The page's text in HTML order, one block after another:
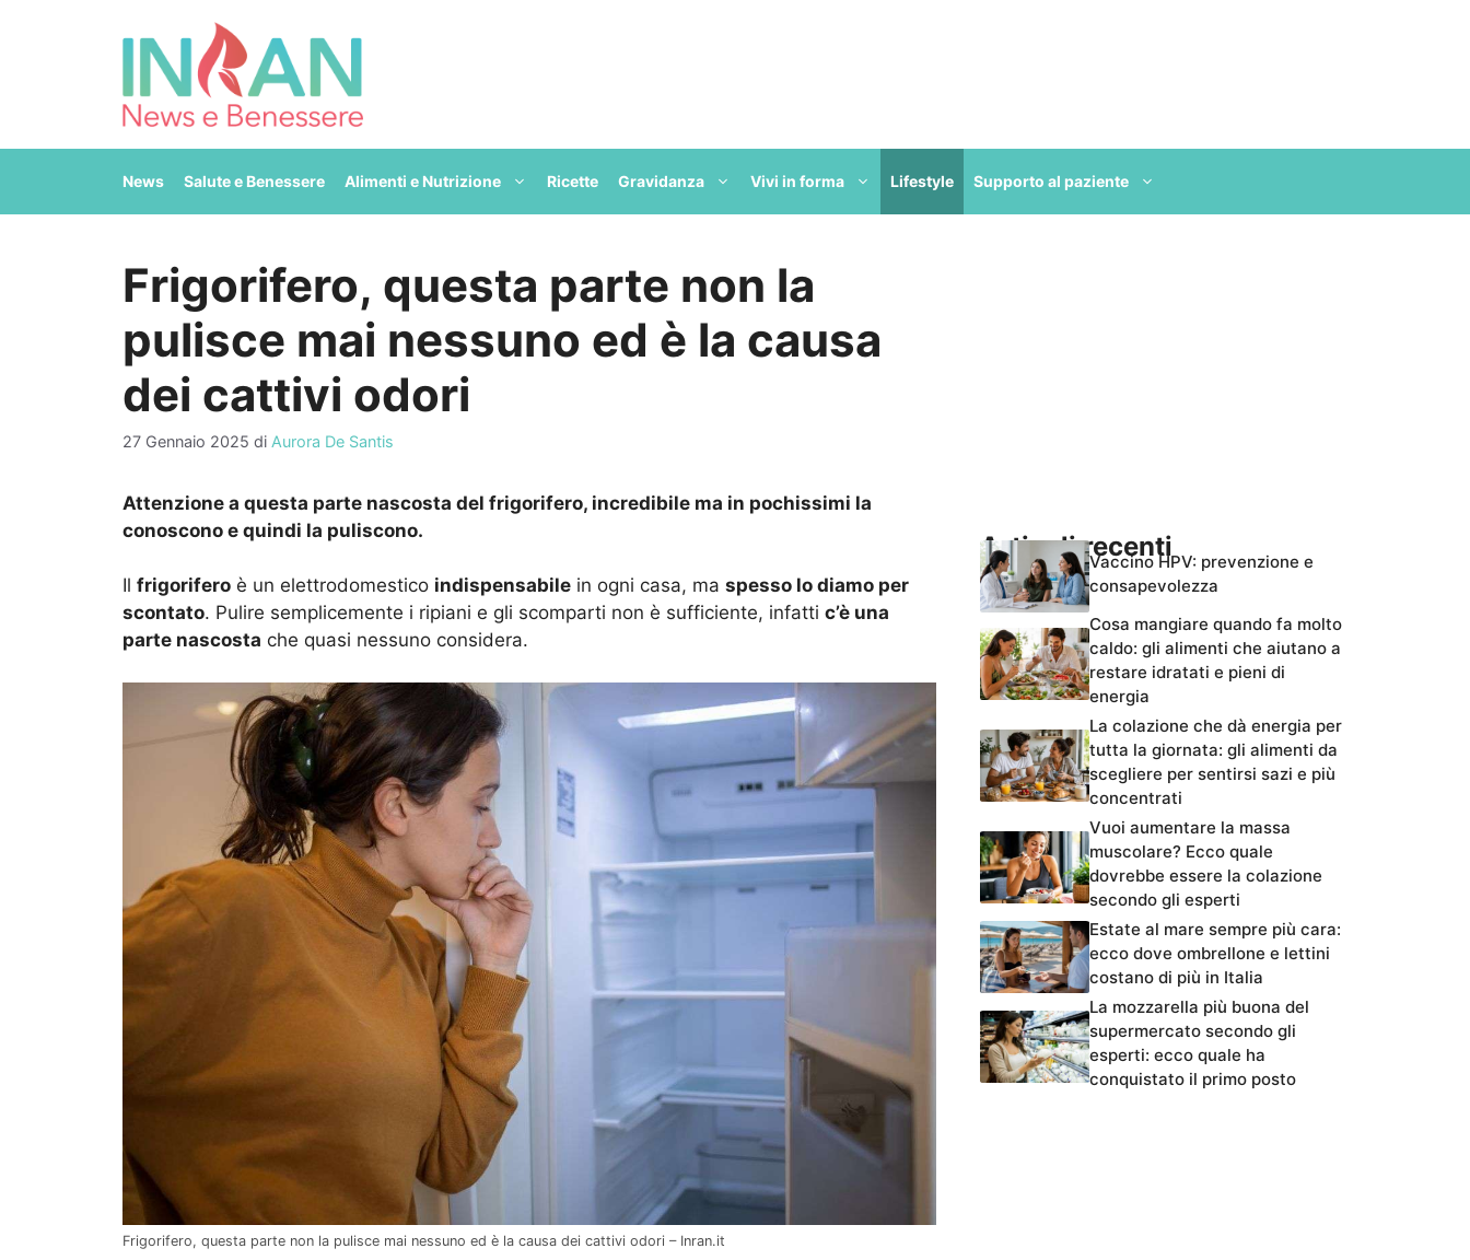
News Salute e Benessere Alimenti e Nutrizione Ricette Gravidanza Vivi in forma Lifestyle Supporto al paziente
Frigorifero, questa parte non la
pulisce mai nessuno ed è la causa
dei cattivi odori
27 Gennaio 2025 di Aurora De Santis
Attenzione a questa parte nascosta del frigorifero, incredibile ma in pochissimi la
conoscono e quindi la puliscono.
Il frigorifero è un elettrodomestico indispensabile in ogni casa, ma spesso lo diamo per
scontato. Pulire semplicemente i ripiani e gli scomparti non è sufficiente, infatti c’è una
parte nascosta che quasi nessuno considera.
Frigorifero, questa parte non la pulisce mai nessuno ed è la causa dei cattivi odori – Inran.it
Articoli recentiVaccino HPV: prevenzione e
consapevolezza
Cosa mangiare quando fa molto
caldo: gli alimenti che aiutano a
restare idratati e pieni di
energia
La colazione che dà energia per
tutta la giornata: gli alimenti da
scegliere per sentirsi sazi e più
concentrati
Vuoi aumentare la massa
muscolare? Ecco quale
dovrebbe essere la colazione
secondo gli esperti
Estate al mare sempre più cara:
ecco dove ombrellone e lettini
costano di più in Italia
La mozzarella più buona del
supermercato secondo gli
esperti: ecco quale ha
conquistato il primo posto